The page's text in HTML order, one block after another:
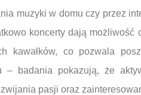
muzyki w domu czy przez
koncerty dają możliwość
co pozwala
– badania pokazują, że
pasji oraz